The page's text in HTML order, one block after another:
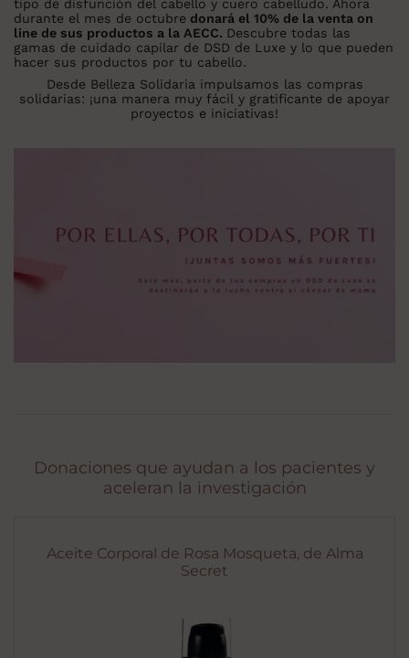
tipo de disfunción del cabello y cuero cabelludo. Ahora
durante el mes de octubre donará el 10% de la venta on
line de sus productos a la AECC. Descubre todas las
gamas de cuidado capilar de DSD de Luxe y lo que pueden
hacer sus productos por tu cabello.
Desde Belleza Solidaria impulsamos las compras
solidarias: ¡una manera muy fácil y gratificante de apoyar
proyectos e iniciativas!
Donaciones que ayudan a los pacientes y
aceleran la investigación
Aceite Corporal de Rosa Mosqueta, de Alma
Secret